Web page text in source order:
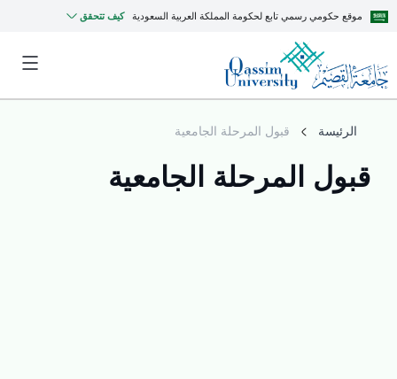
موقع حكومي رسمي تابع لحكومة المملكة العربية السعودية كيف تتحقق
الرئيسة قبول المرحلة الجامعية
قبول المرحلة الجامعية